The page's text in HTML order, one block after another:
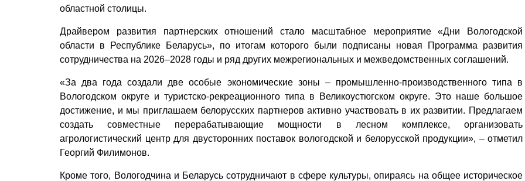
областной столицы.
Драйвером развития партнерских отношений стало масштабное мероприятие «Дни Вологодской
области в Республике Беларусь», по итогам которого были подписаны новая Программа развития
сотрудничества на 2026–2028 годы и ряд других межрегиональных и межведомственных соглашений.
«За два года создали две особые экономические зоны – промышленно-производственного типа в
Вологодском округе и туристско-рекреационного типа в Великоустюгском округе. Это наше большое
достижение, и мы приглашаем белорусских партнеров активно участвовать в их развитии. Предлагаем
создать совместные перерабатывающие мощности в лесном комплексе, организовать
агрологистический центр для двусторонних поставок вологодской и белорусской продукции», – отметил
Георгий Филимонов.
Кроме того, Вологодчина и Беларусь сотрудничают в сфере культуры, опираясь на общее историческое